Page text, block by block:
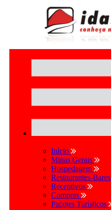
Início
Minas Gerais
Hospedagem
Restaurantes-Bares
Receptivos
Compras
Pacotes Turísticos